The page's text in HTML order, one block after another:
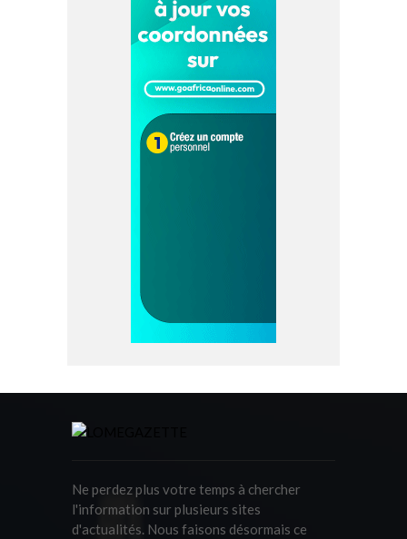
Ne perdez plus votre temps à chercher
l'information sur plusieurs sites
d'actualités. Nous faisons désormais ce